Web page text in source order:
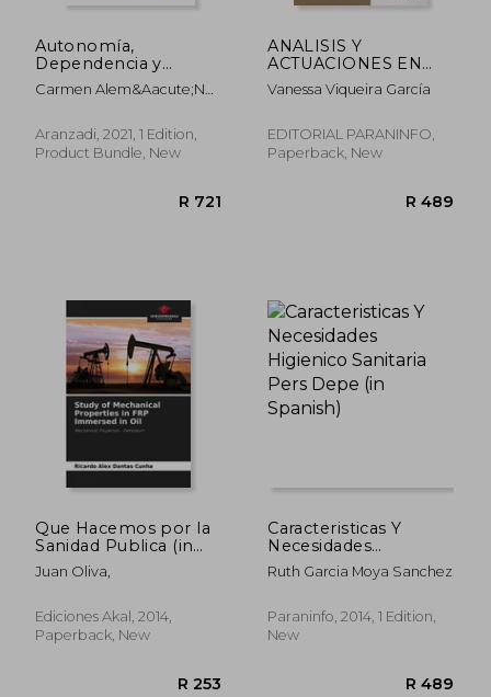
Autonomía,
Dependencia y
Servicios Sociales
(Manuales) (in
Carmen Alem&Aacute;N
Mar&Iacute;A Alonso Seco;
Rosa Pe&Ntilde;Asco
Velasco
Aranzadi, 2021, 1 Edition,
Product Bundle, New
ANALISIS Y
ACTUACIONES EN
DIFERENTES
CONTEXTOS DE
Spanish)
Vanessa Viqueira García
EDITORIAL PARANINFO,
Paperback, New
Que Hacemos por la
Sanidad Publica (in
Spanish)
Juan Oliva,
Ediciones Akal, 2014,
Paperback, New
Caracteristicas Y
Necesidades
Higienico Sanitaria
Pers Depe (in
Ruth Garcia Moya Sanchez
Paraninfo, 2014, 1 Edition,
New